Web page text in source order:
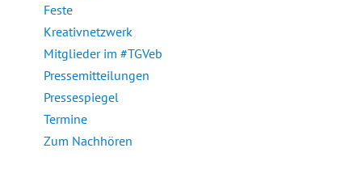
Feste
Kreativnetzwerk
Mitglieder im #TGVeb
Pressemitteilungen
Pressespiegel
Termine
Zum Nachhören